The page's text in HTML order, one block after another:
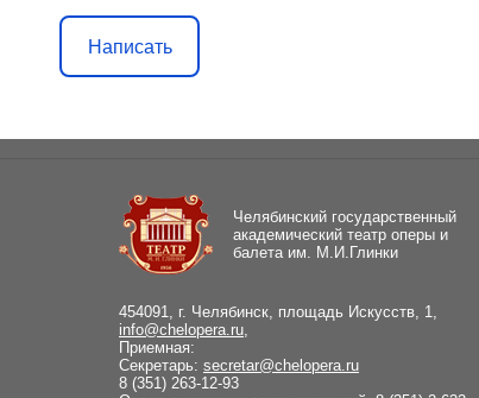
Написать
Челябинский государственный
академический театр оперы и
балета им. М.И.Глинки
454091, г. Челябинск, площадь Искусств, 1,
info@chelopera.ru,
Приемная:
Секретарь: secretar@chelopera.ru
8 (351) 263-12-93